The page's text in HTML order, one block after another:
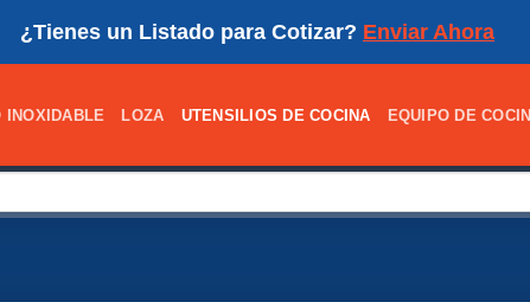
¿Tienes un Listado para Cotizar? Enviar Ahora
INOXIDABLE LOZA UTENSILIOS DE COCINA EQUIPO DE